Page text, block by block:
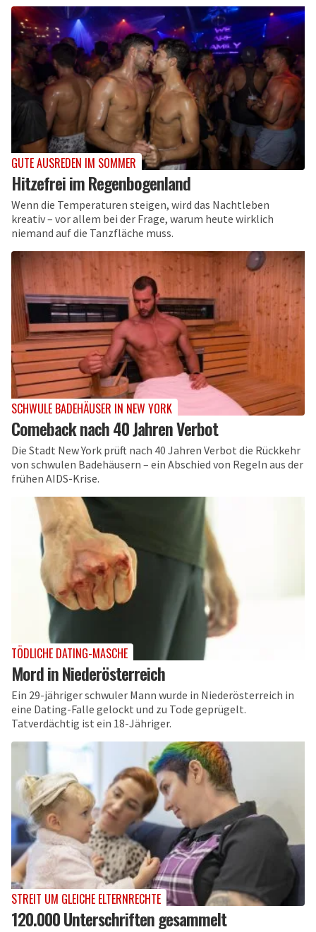
GUTE AUSREDEN IM SOMMER
Hitzefrei im Regenbogenland
Wenn die Temperaturen steigen, wird das Nachtleben
kreativ – vor allem bei der Frage, warum heute wirklich
niemand auf die Tanzfläche muss.
SCHWULE BADEHÄUSER IN NEW YORK
Comeback nach 40 Jahren Verbot
Die Stadt New York prüft nach 40 Jahren Verbot die Rückkehr
von schwulen Badehäusern – ein Abschied von Regeln aus der
frühen AIDS-Krise.
TÖDLICHE DATING-MASCHE
Mord in Niederösterreich
Ein 29-jähriger schwuler Mann wurde in Niederösterreich in
eine Dating-Falle gelockt und zu Tode geprügelt.
Tatverdächtig ist ein 18-Jähriger.
STREIT UM GLEICHE ELTERNRECHTE
120.000 Unterschriften gesammelt